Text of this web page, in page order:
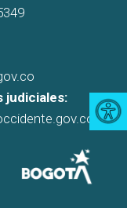
judiciales: